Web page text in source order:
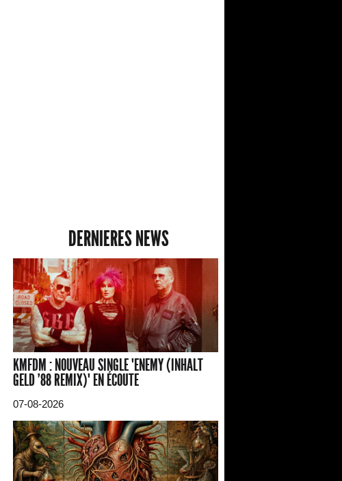
DERNIERES NEWS
KMFDM : NOUVEAU SINGLE "ENEMY (INHALT
GELD '88 REMIX)" EN ÉCOUTE
07-08-2026